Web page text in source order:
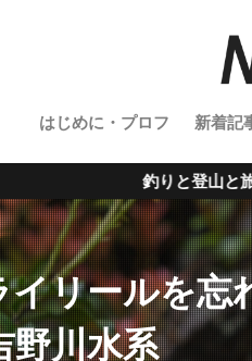
はじめに・プロフ 新着記
ログ「Nossa(ノッサ)」。主に
リールを忘
野川水系